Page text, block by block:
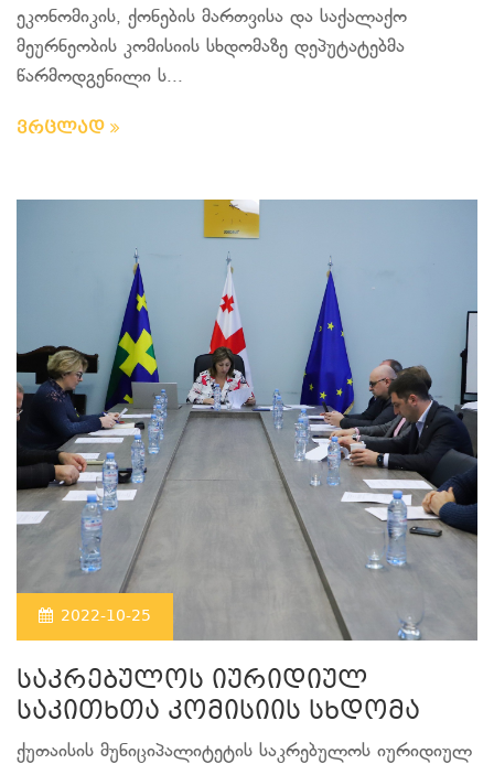
ეკონომიკის, ქონების მართვისა და საქალაქო
მეურნეობის კომისიის სხდომაზე დეპუტატებმა
წარმოდგენილი ს...
ვრცლად
2022-10-25
საკრებულოს იურიდიულ
საკითხთა კომისიის სხდომა
ქუთაისის მუნიციპალიტეტის საკრებულოს იურიდიულ